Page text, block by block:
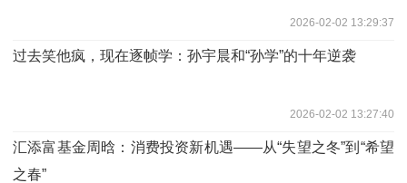
2026-02-02 13:29:37
过去笑他疯，现在逐帧学：孙宇晨和“孙学”的十年逆袭
2026-02-02 13:27:40
汇添富基金周晗：消费投资新机遇——从“失望之冬”到“希望
之春”